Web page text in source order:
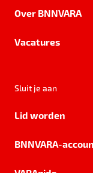
Over BNNVARA
Vacatures
Sluit je aan
Lid worden
BNNVARA-